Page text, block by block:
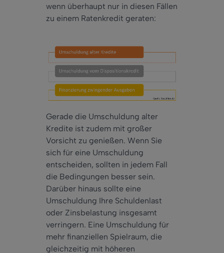
wenn überhaupt nur in diesen Fällen
zu einem Ratenkredit geraten:
Gerade die Umschuldung alter
Kredite ist zudem mit großer
Vorsicht zu genießen. Wenn Sie
sich für eine Umschuldung
entscheiden, sollten in jedem Fall
die Bedingungen besser sein.
Darüber hinaus sollte eine
Umschuldung Ihre Schuldenlast
oder Zinsbelastung insgesamt
verringern. Eine Umschuldung für
mehr finanziellen Spielraum, die
gleichzeitig mit höheren